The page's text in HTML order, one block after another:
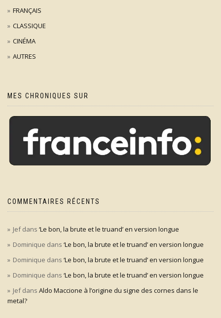
FRANÇAIS
CLASSIQUE
CINÉMA
AUTRES
MES CHRONIQUES SUR
COMMENTAIRES RÉCENTS
Jefdans ‘Le bon, la brute et le truand’ en version longue
Dominique dans ‘Le bon, la brute et le truand’ en version longue
Dominique dans ‘Le bon, la brute et le truand’ en version longue
Dominique dans ‘Le bon, la brute et le truand’ en version longue
Jefdans Aldo Maccione à l’origine du signe des cornes dans le
metal?